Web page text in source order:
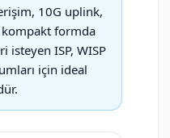
10G uplink,
kompakt formda
isteyen ISP, WISP
için ideal